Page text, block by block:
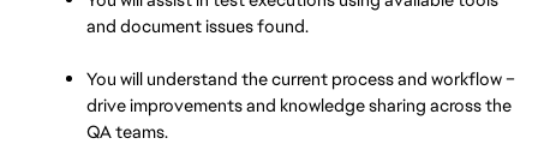
and document issues found.
You will understand the current process and workflow –
drive improvements and knowledge sharing across the
QA teams.